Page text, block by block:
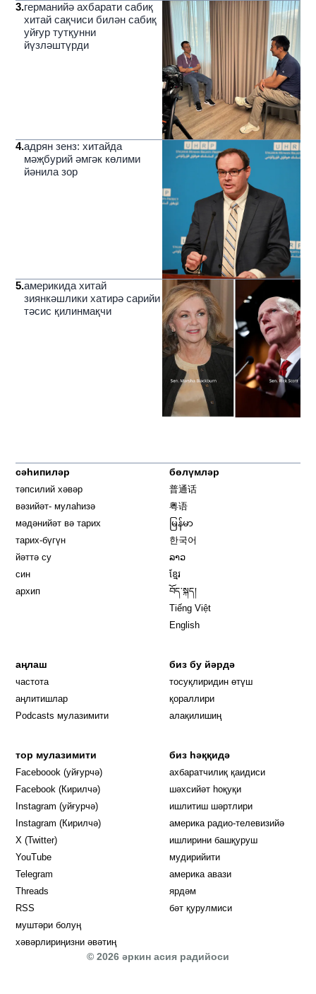
3.германийә ахбарати сабиқ
хитай сақчиси билән сабиқ
уйғур тутқунни
йүзләштүрди
4.адрян зенз: хитайда
мәҗбурий әмгәк көлими
йәнила зор
5.америкида хитай
зиянкәшлики хатирә сарийи
тәсис қилинмақчи
сәһипиләр
тәпсилий хәвәр
вәзийәт- мулаһизә
мәдәнийәт вә тарих
тарих-бүгүн
йәттә су
син
архип
бөлүмләр
普通话
粤语
မြန်မာ
한국어
ລາວ
ខ្មែរ
བོད་སྐད།
Tiếng Việt
English
аңлаш
частота
аңлитишлар
Podcasts мулазимити
биз бу йәрдә
тосуқлиридин өтүш
қораллири
алақилишиң
тор мулазимити
Faceboook (уйғурчә) Opens in new window
Facebook (Кирилчә) Opens in new window
Instagram (уйғурчә) Opens in new window
Instagram (Кирилчә) Opens in new window
X (Twitter)
YouTube
Telegram
Threads
RSS
муштәри болуң
хәвәрлириңизни әвәтиң
биз һәққидә
ахбаратчилиқ қаидиси
шәхсийәт һоқуқи
ишлитиш шәртлири
америка радио-телевизийә
ишлирини башқуруш
мудирийити
америка авази
ярдәм
бәт қурулмиси
© 2026 әркин асия радийоси